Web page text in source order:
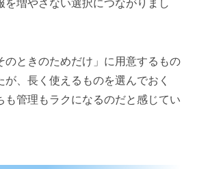
を増やさない選択につながりまし
のときのためだけ」に用意するもの
、長く使えるものを選んでおく
も管理もラクになるのだと感じてい